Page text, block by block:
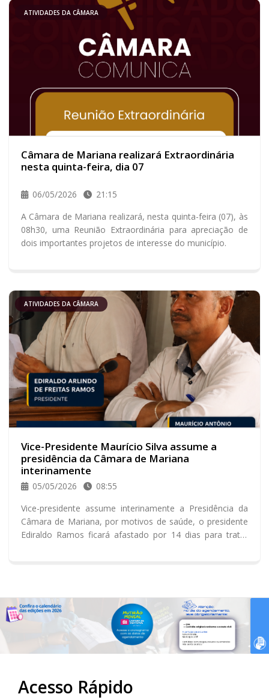
ATIVIDADES DA CÂMARA
Câmara de Mariana realizará Extraordinária
nesta quinta-feira, dia 07
06/05/2026
21:15
A Câmara de Mariana realizará, nesta quinta-feira (07), às
08h30, uma Reunião Extraordinária para apreciação de
dois importantes projetos de interesse do município.
ATIVIDADES DA CÂMARA
Vice-Presidente Maurício Silva assume a
presidência da Câmara de Mariana
interinamente
05/05/2026
08:55
Vice-presidente assume interinamente a Presidência da
Câmara de Mariana, por motivos de saúde, o presidente
Ediraldo Ramos ficará afastado por 14 dias para tratar
Acesso Rápido